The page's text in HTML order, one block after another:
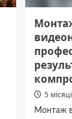
5
Монтаж